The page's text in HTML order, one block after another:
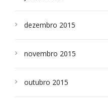
dezembro 2015
novembro 2015
outubro 2015